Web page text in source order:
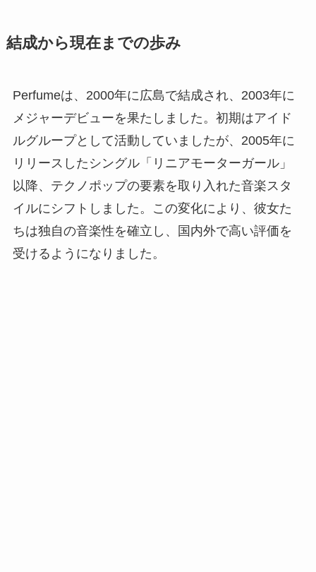
結成から現在までの歩み
Perfumeは、2000年に広島で結成され、2003年に
メジャーデビューを果たしました。初期はアイド
ルグループとして活動していましたが、2005年に
リリースしたシングル「リニアモーターガール」
以降、テクノポップの要素を取り入れた音楽スタ
イルにシフトしました。この変化により、彼女た
ちは独自の音楽性を確立し、国内外で高い評価を
受けるようになりました。